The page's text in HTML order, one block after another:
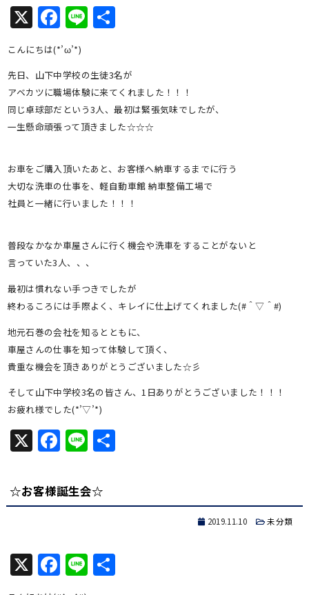
X Facebook
Line共
こんにちは(*’ω’*)
先日、山下中学校の生徒3名が
アベカツに職場体験に来てくれました！！！
同じ卓球部だという3人、最初は緊張気味でしたが、
一生懸命頑張って頂きました☆☆☆
お車をご購入頂いたあと、お客様へ納車するまでに行う
大切な洗車の仕事を、軽自動車館 納車整備工場で
社員と一緒に行いました！！！
普段なかなか車屋さんに行く機会や洗車をすることがないと
言っていた3人、、、
最初は慣れない手つきでしたが
終わるころには手際よく、キレイに仕上げてくれました(#＾▽＾#)
地元石巻の会社を知るとともに、
車屋さんの仕事を知って体験して頂く、
貴重な機会を頂きありがとうございました☆彡
そして山下中学校3名の皆さん、1日ありがとうございました！！！
お疲れ様でした(*’▽’*)
X Facebook
Line共
☆お客様誕生会☆
2019.11.10 未分類
X Facebook
Line共